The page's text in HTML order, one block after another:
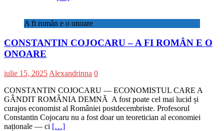
A fi român e o onoare
CONSTANTIN COJOCARU – A FI ROMÂN E O
ONOARE
iulie 15, 2025 Alexandrinna 0
CONSTANTIN COJOCARU — ECONOMISTUL CARE A
GÂNDIT ROMÂNIA DEMNĂ A fost poate cel mai lucid și
curajos economist al României postdecembriste. Profesorul
Constantin Cojocaru nu a fost doar un teoretician al economiei
naționale — ci […]